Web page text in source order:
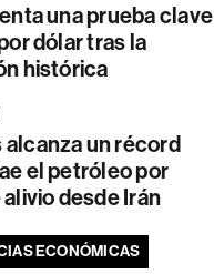
una prueba clave
dólar tras la
histórica
alcanza un récord
el petróleo por
desde Irán
ECONÓMICAS